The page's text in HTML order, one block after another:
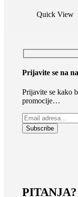
Quick View
Prijavite se na
Prijavite se kako
promocije…
PITANJA?